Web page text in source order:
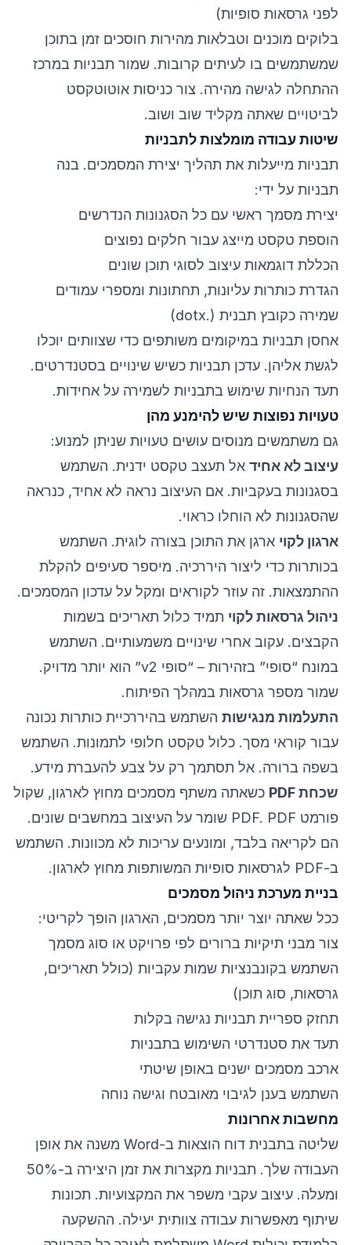
לפני גרסאות סופיות)
בלוקים מוכנים וטבלאות מהירות חוסכים זמן בתוכן
שמשתמשים בו לעיתים קרובות. שמור תבניות במרכז
ההתחלה לגישה מהירה. צור כניסות אוטוטקסט
לביטויים שאתה מקליד שוב ושוב.
שיטות עבודה מומלצות לתבניות
תבניות מייעלות את תהליך יצירת המסמכים. בנה
תבניות על ידי:
יצירת מסמך ראשי עם כל הסגנונות הנדרשים
הוספת טקסט מייצג עבור חלקים נפוצים
הכללת דוגמאות עיצוב לסוגי תוכן שונים
הגדרת כותרות עליונות, תחתונות ומספרי עמודים
שמירה כקובץ תבנית (.dotx)
אחסן תבניות במיקומים משותפים כדי שצוותים יוכלו
לגשת אליהן. עדכן תבניות כשיש שינויים בסטנדרטים.
תעד הנחיות שימוש בתבניות לשמירה על אחידות.
טעויות נפוצות שיש להימנע מהן
גם משתמשים מנוסים עושים טעויות שניתן למנוע:
עיצוב לא אחיד אל תעצב טקסט ידנית. השתמש
בסגנונות בעקביות. אם העיצוב נראה לא אחיד, כנראה
שהסגנונות לא הוחלו כראוי.
ארגון לקוי ארגן את התוכן בצורה לוגית. השתמש
בכותרות כדי ליצור היררכיה. מיספר סעיפים להקלת
ההתמצאות. זה עוזר לקוראים ומקל על עדכון המסמכים.
ניהול גרסאות לקוי תמיד כלול תאריכים בשמות
הקבצים. עקוב אחרי שינויים משמעותיים. השתמש
במונח “סופי” בזהירות – “סופי v2” הוא יותר מדויק.
שמור מספר גרסאות במהלך הפיתוח.
התעלמות מנגישות השתמש בהיררכיית כותרות נכונה
עבור קוראי מסך. כלול טקסט חלופי לתמונות. השתמש
בשפה ברורה. אל תסתמך רק על צבע להעברת מידע.
שכחת PDF
כשאתה משתף מסמכים מחוץ לארגון, שקול
פורמט PDF. PDF שומר על העיצוב במחשבים שונים.
הם לקריאה בלבד, ומונעים עריכות לא מכוונות. השתמש
ב-PDF לגרסאות סופיות המשותפות מחוץ לארגון.
בניית מערכת ניהול מסמכים
ככל שאתה יוצר יותר מסמכים, הארגון הופך לקריטי:
צור מבני תיקיות ברורים לפי פרויקט או סוג מסמך
השתמש בקונבנציות שמות עקביות (כולל תאריכים,
גרסאות, סוג תוכן)
תחזק ספריית תבניות נגישה בקלות
תעד את סטנדרטי השימוש בתבניות
ארכב מסמכים ישנים באופן שיטתי
השתמש בענן לגיבוי מאובטח וגישה נוחה
מחשבות אחרונות
שליטה בתבנית דוח הוצאות ב-Word משנה את אופן
העבודה שלך. תבניות מקצרות את זמן היצירה ב-50%
ומעלה. עיצוב עקבי משפר את המקצועיות. תכונות
שיתוף מאפשרות עבודה צוותית יעילה. ההשקעה